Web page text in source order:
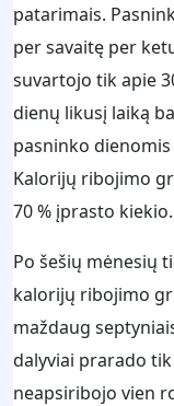
patarimais.
per savaitę per
suvartojo tik apie
dienų likusį laiką
pasninko
Kalorijų ribojimo
70 % įprasto kiekio.
Po šešių mėnesių
kalorijų ribojimo
maždaug
dalyviai prarado
neapsiribojo vien